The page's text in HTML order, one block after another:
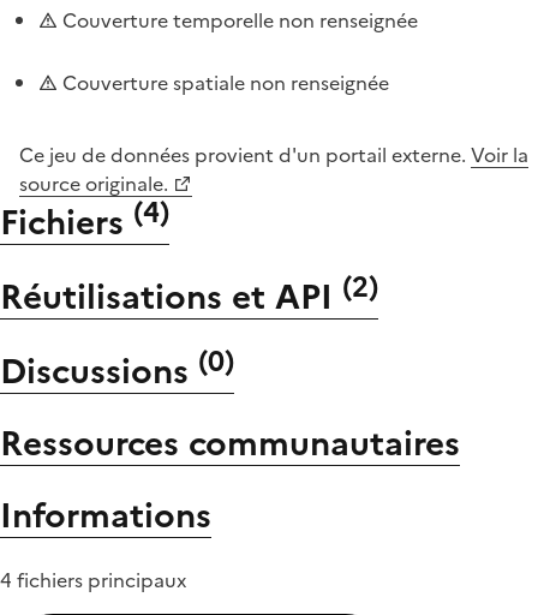
Couverture temporelle non renseignée
Couverture spatiale non renseignée
Ce jeu de données provient d'un portail externe. Voir la
source originale.
Fichiers (4)
Réutilisations et API (2)
Discussions (0)
Ressources communautaires
Informations
4 fichiers principaux